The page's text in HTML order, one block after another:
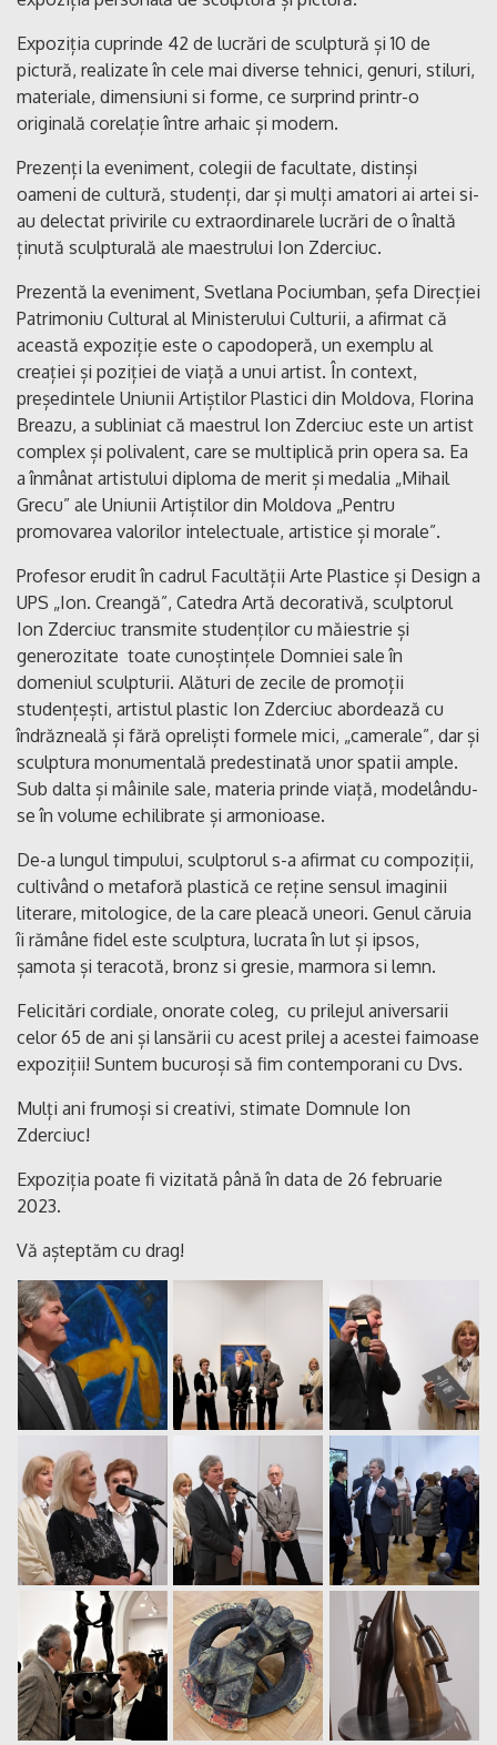
Expoziția cuprinde 42 de lucrări de sculptură și 10 de
pictură, realizate în cele mai diverse tehnici, genuri, stiluri,
materiale, dimensiuni si forme, ce surprind printr-o
originală corelație între arhaic și modern.
Prezenți la eveniment, colegii de facultate, distinși
oameni de cultură, studenți, dar și mulți amatori ai artei si-
au delectat privirile cu extraordinarele lucrări de o înaltă
ținută sculpturală ale maestrului Ion Zderciuc.
Prezentă la eveniment, Svetlana Pociumban, șefa Direcției
Patrimoniu Cultural al Ministerului Culturii, a afirmat că
această expoziție este o capodoperă, un exemplu al
creației și poziției de viață a unui artist. În context,
președintele Uniunii Artiștilor Plastici din Moldova, Florina
Breazu, a subliniat că maestrul Ion Zderciuc este un artist
complex și polivalent, care se multiplică prin opera sa. Ea
a înmânat artistului diploma de merit și medalia „Mihail
Grecu” ale Uniunii Artiștilor din Moldova „Pentru
promovarea valorilor intelectuale, artistice și morale”.
Profesor erudit în cadrul Facultății Arte Plastice și Design a
UPS „Ion. Creangă”, Catedra Artă decorativă, sculptorul
Ion Zderciuc transmite studenților cu măiestrie și
generozitate toate cunoștințele Domniei sale în
domeniul sculpturii. Alături de zecile de promoții
studențești, artistul plastic Ion Zderciuc abordează cu
îndrăzneală și fără opreliști formele mici, „camerale”, dar și
sculptura monumentală predestinată unor spatii ample.
Sub dalta și mâinile sale, materia prinde viață, modelându-
se în volume echilibrate și armonioase.
De-a lungul timpului, sculptorul s-a afirmat cu compoziții,
cultivând o metaforă plastică ce reține sensul imaginii
literare, mitologice, de la care pleacă uneori. Genul căruia
îi rămâne fidel este sculptura, lucrata în lut și ipsos,
șamota și teracotă, bronz si gresie, marmora si lemn.
Felicitări cordiale, onorate coleg, cu prilejul aniversarii
celor 65 de ani și lansării cu acest prilej a acestei faimoase
expoziții! Suntem bucuroși să fim contemporani cu Dvs.
Mulți ani frumoși si creativi, stimate Domnule Ion
Zderciuc!
Expoziția poate fi vizitată până în data de 26 februarie
2023.
Vă așteptăm cu drag!